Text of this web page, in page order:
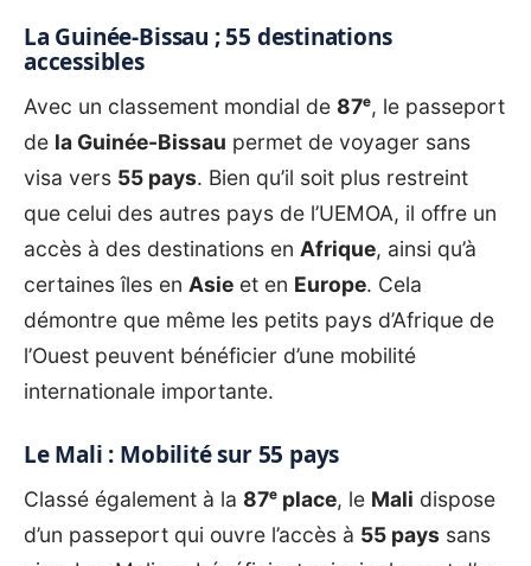
La Guinée-Bissau ; 55 destinations
accessibles
Avec un classement mondial de 87ᵉ, le passeport
de la Guinée-Bissau permet de voyager sans
visa vers 55 pays. Bien qu’il soit plus restreint
que celui des autres pays de l’UEMOA, il offre un
accès à des destinations en Afrique, ainsi qu’à
certaines îles en Asie et en Europe. Cela
démontre que même les petits pays d’Afrique de
l’Ouest peuvent bénéficier d’une mobilité
internationale importante.
Le Mali : Mobilité sur 55 pays
Classé également à la 87ᵉ place, le Mali dispose
d’un passeport qui ouvre l’accès à 55 pays sans